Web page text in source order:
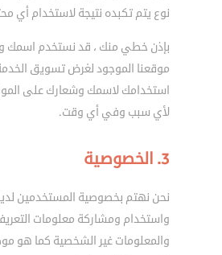
نوع يتم تكبده نتيجة لاستخدام أي
بإذن خطي منك ، قد نستخدم اسمك
موقعنا الموجود لغرض تسويق
استخدامك لاسمك وشعارك على
لأي سبب وفي أي وقت.
3. الخصوصية
نحن نهتم بخصوصية المستخدمين
واستخدام ومشاركة معلومات
والمعلومات غير الشخصية كما هو